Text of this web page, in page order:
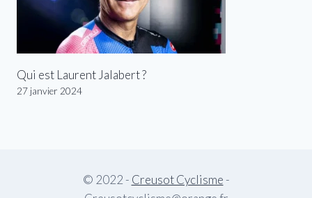
Qui est Laurent Jalabert ?
27 janvier 2024
© 2022 - Creusot Cyclisme -